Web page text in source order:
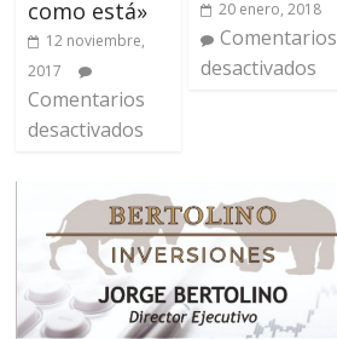
como está»
12 noviembre,
2017
Comentarios
desactivados
20 enero, 2018
Comentarios
desactivados